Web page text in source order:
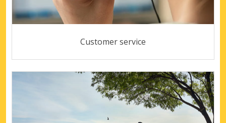
Customer service